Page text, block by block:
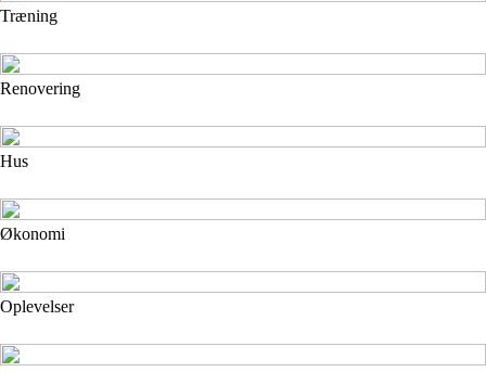
Træning
Renovering
Hus
Økonomi
Oplevelser